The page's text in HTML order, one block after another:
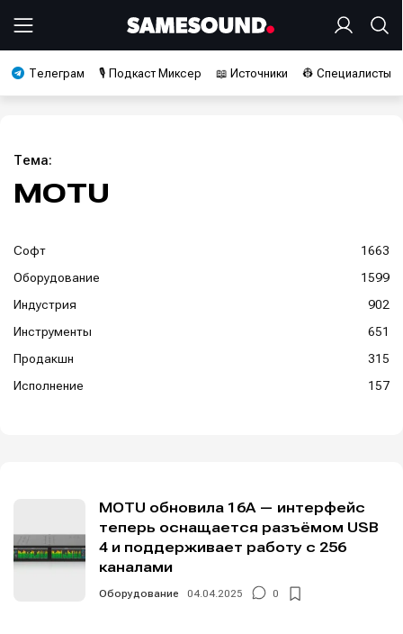
Телеграм 🎙️ Подкаст Миксер 📖 Источники 👷 Специалисты
Тема:
MOTU
Софт
1663
Оборудование
1599
Индустрия
902
Инструменты
651
Продакшн
315
Исполнение
157
MOTU обновила 16A — интерфейс
теперь оснащается разъёмом USB
4 и поддерживает работу с 256
каналами
Оборудование 04.04.2025 0